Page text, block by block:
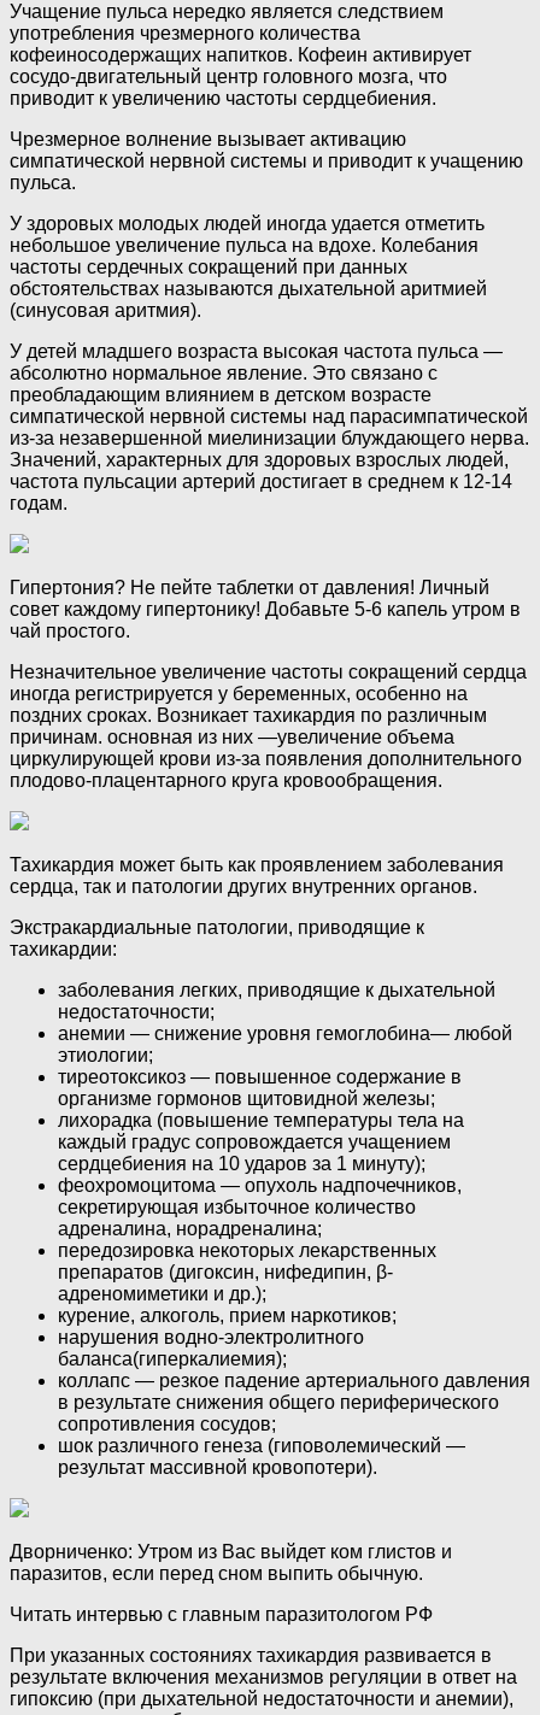
Учащение пульса нередко является следствием
употребления чрезмерного количества
кофеиносодержащих напитков. Кофеин активирует
сосудо-двигательный центр головного мозга, что
приводит к увеличению частоты сердцебиения.
Чрезмерное волнение вызывает активацию
симпатической нервной системы и приводит к учащению
пульса.
У здоровых молодых людей иногда удается отметить
небольшое увеличение пульса на вдохе. Колебания
частоты сердечных сокращений при данных
обстоятельствах называются дыхательной аритмией
(синусовая аритмия).
У детей младшего возраста высокая частота пульса —
абсолютно нормальное явление. Это связано с
преобладающим влиянием в детском возрасте
симпатической нервной системы над парасимпатической
из-за незавершенной миелинизации блуждающего нерва.
Значений, характерных для здоровых взрослых людей,
частота пульсации артерий достигает в среднем к 12-14
годам.
Гипертония? Не пейте таблетки от давления! Личный
совет каждому гипертонику! Добавьте 5-6 капель утром в
чай простого.
Незначительное увеличение частоты сокращений сердца
иногда регистрируется у беременных, особенно на
поздних сроках. Возникает тахикардия по различным
причинам. основная из них —увеличение объема
циркулирующей крови из-за появления дополнительного
плодово-плацентарного круга кровообращения.
Тахикардия может быть как проявлением заболевания
сердца, так и патологии других внутренних органов.
Экстракардиальные патологии, приводящие к
тахикардии:
заболевания легких, приводящие к дыхательной
недостаточности;
анемии — снижение уровня гемоглобина— любой
этиологии;
тиреотоксикоз — повышенное содержание в
организме гормонов щитовидной железы;
лихорадка (повышение температуры тела на
каждый градус сопровождается учащением
сердцебиения на 10 ударов за 1 минуту);
феохромоцитома — опухоль надпочечников,
секретирующая избыточное количество
адреналина, норадреналина;
передозировка некоторых лекарственных
препаратов (дигоксин, нифедипин, β-
адреномиметики и др.);
курение, алкоголь, прием наркотиков;
нарушения водно-электролитного
баланса(гиперкалиемия);
коллапс — резкое падение артериального давления
в результате снижения общего периферического
сопротивления сосудов;
шок различного генеза (гиповолемический —
результат массивной кровопотери).
Дворниченко: Утром из Вас выйдет ком глистов и
паразитов, если перед сном выпить обычную.
Читать интервью с главным паразитологом РФ
При указанных состояниях тахикардия развивается в
результате включения механизмов регуляции в ответ на
гипоксию (при дыхательной недостаточности и анемии),